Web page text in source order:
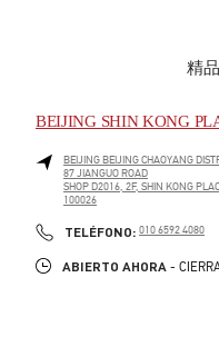
精
BEIJING SHIN KONG
BEIJING BEIJINGCHAOYANG
87 JIANGUO ROAD
SHOP D2016, 2F, SHIN KONG
100026
TELÉFONO: PHONE
010 6592 4080
ABIERTO AHORA -